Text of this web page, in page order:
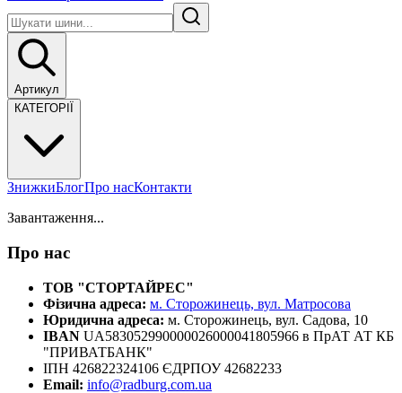
Артикул
КАТЕГОРІЇ
ЗнижкиБлогПро насКонтакти
Завантаження...
Про нас
ТОВ "СТОРТАЙРЕС"
Фізична адреса: м. Сторожинець, вул. Матросова
Юридична адреса: м. Сторожинець, вул. Садова, 10
IBAN UA583052990000026000041805966 в ПрАТ АТ КБ
"ПРИВАТБАНК"
ІПН 426822324106 ЄДРПОУ 42682233
Email: info@radburg.com.ua